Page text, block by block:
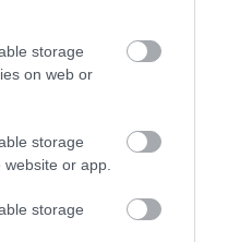
storage
on web or
storage
or app.
storage
svéd emigránst,
a bankban pedig Jesse
de mire kirohant, már
Chadwellt szíven lőtték,
könyökén, Jim Youngert
golyóval a testében még
felkapta a lovára, de ez a
egy kisváros bátor lakói